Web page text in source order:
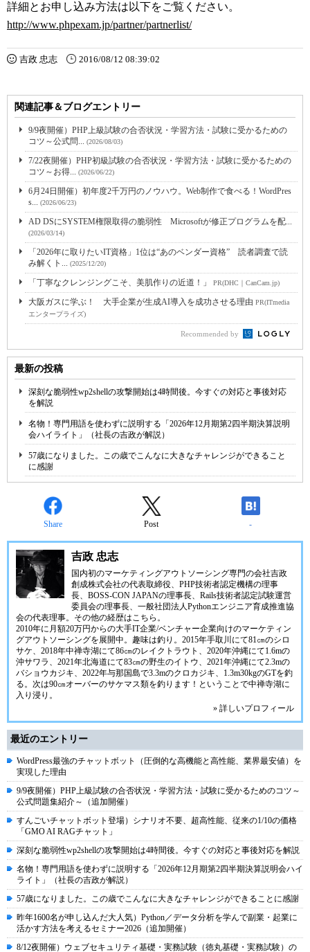
詳細とお申し込み方法は以下をご覧ください。
http://www.phpexam.jp/partner/partnerlist/
吉政 忠志 2016/08/12 08:39:02
関連記事＆ブログエントリー
9/9夜開催）PHP上級試験の合否状況・学習方法・試験に受かるための
コツ～公式問... (2026/08/03)
7/22夜開催）PHP初級試験の合否状況・学習方法・試験に受かるための
コツ～お得... (2026/06/22)
6月24日開催）初年度2千万円のノウハウ。Web制作で食べる！WordPres
s... (2026/06/23)
AD DSにSYSTEM権限取得の脆弱性 Microsoftが修正プログラムを配...
(2026/03/14)
「2026年に取りたいIT資格」1位は“あのベンダー資格” 読者調査で読
み解くト... (2025/12/20)
「丁寧なクレンジングこそ、美肌作りの近道！」 PR(DHC｜CanCam.jp)
大阪ガスに学ぶ！ 大手企業が生成AI導入を成功させる理由 PR(ITmedia
エンタープライズ)
Recommended by
最新の投稿
深刻な脆弱性wp2shellの攻撃開始は4時間後。今すぐの対応と事後対応
を解説
名物！専門用語を使わずに説明する「2026年12月期第2四半期決算説明
会ハイライト」（社長の吉政が解説）
57歳になりました。この歳でこんなに大きなチャレンジができること
に感謝
Share Post -
吉政 忠志
国内初のマーケティングアウトソーシング専門の会社吉政
創成株式会社の代表取締役、 PHP技術者認定機構の理事
長、 BOSS-CON JAPANの理事長、 Rails技術者認定試験運営
委員会の理事長、 一般社団法人Pythonエンジニア育成推進協
会の代表理事。その他の経歴はこちら 。
2010年に月額20万円からの大手IT企業/ベンチャー企業向けのマーケティン
グアウトソーシングを展開中。趣味は釣り。2015年手取川にて81㎝のシロ
サケ、2018年中禅寺湖にて86㎝のレイクトラウト、2020年沖縄にて1.6mの
沖サワラ、2021年北海道にて83㎝の野生のイトウ、2021年沖縄にて2.3mの
バショウカジキ、2022年与那国島で3.3mのクロカジキ、1.3m30kgのGTを釣
る。次は90㎝オーバーのサケマス類を釣ります！ということで中禅寺湖に
入り浸り。
» 詳しいプロフィール
最近のエントリー
WordPress最強のチャットボット（圧倒的な高機能と高性能、業界最安値）を
実現した理由
9/9夜開催）PHP上級試験の合否状況・学習方法・試験に受かるためのコツ～
公式問題集紹介～（追加開催）
すんごいチャットボット登場）シナリオ不要、超高性能、従来の1/10の価格
「GMO AI RAGチャット」
深刻な脆弱性wp2shellの攻撃開始は4時間後。今すぐの対応と事後対応を解説
名物！専門用語を使わずに説明する「2026年12月期第2四半期決算説明会ハイ
ライト」（社長の吉政が解説）
57歳になりました。この歳でこんなに大きなチャレンジができることに感謝
昨年1600名が申し込んだ大人気）Python／データ分析を学んで副業・起業に
活かす方法を考えるセミナー2026（追加開催）
8/12夜開催）ウェブセキュリティ基礎・実務試験（徳丸基礎・実務試験）の